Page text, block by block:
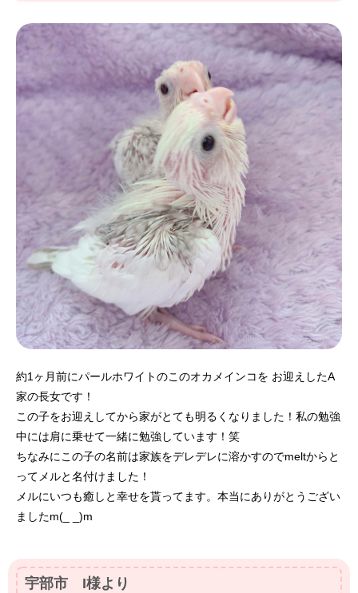
約1ヶ月前にパールホワイトのこのオカメインコを お迎えしたA
家の長女です！
この子をお迎えしてから家がとても明るくなりました！私の勉強
中には肩に乗せて一緒に勉強しています！笑
ちなみにこの子の名前は家族をデレデレに溶かすのでmeltからと
ってメルと名付けました！
メルにいつも癒しと幸せを貰ってます。本当にありがとうござい
ましたm(_ _)m
宇部市 I様より